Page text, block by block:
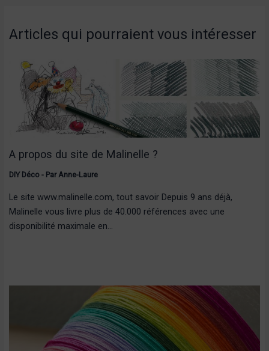
Articles qui pourraient vous intéresser
A propos du site de Malinelle ?
DIY Déco- ParAnne-Laure
Le site www.malinelle.com, tout savoir Depuis 9 ans déjà,
Malinelle vous livre plus de 40.000 références avec une
disponibilité maximale en…